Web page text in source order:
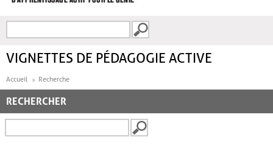
FORMULAIRE DE
VIGNETTES DE PÉDAGOGIE ACTIVE
Accueil Recherche
RECHERCHER